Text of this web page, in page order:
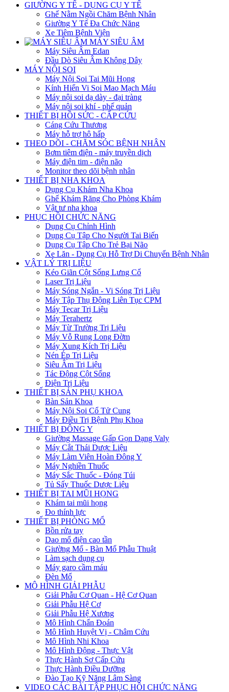
GIƯỜNG Y TẾ - DỤNG CỤ Y TẾ
Ghế Nằm Ngồi Chăm Bệnh Nhân
Giường Y Tế Đa Chức Năng
Xe Tiêm Bệnh Viện
MÁY SIÊU ÂM
Máy Siêu Âm Edan
Đầu Dò Siêu Âm Không Dây
MÁY NỘI SOI
Máy Nội Soi Tai Mũi Họng
Kính Hiển Vi Soi Mao Mạch Máu
Máy nội soi dạ dày - đại tràng
Máy nội soi khí - phế quản
THIẾT BỊ HỒI SỨC - CẤP CỨU
Cáng Cứu Thương
Máy hỗ trợ hô hấp
THEO DÕI - CHĂM SÓC BỆNH NHÂN
Bơm tiêm điện - máy truyền dịch
Máy điện tim - điện não
Monitor theo dõi bệnh nhân
THIẾT BỊ NHA KHOA
Dụng Cụ Khám Nha Khoa
Ghế Khám Răng Cho Phòng Khám
Vật tư nha khoa
PHỤC HỒI CHỨC NĂNG
Dụng Cụ Chỉnh Hình
Dụng Cụ Tập Cho Người Tai Biến
Dụng Cụ Tập Cho Trẻ Bại Não
Xe Lăn - Dụng Cụ Hỗ Trợ Di Chuyển Bệnh Nhân
VẬT LÝ TRỊ LIỆU
Kéo Giãn Cột Sống Lưng Cổ
Laser Trị Liệu
Máy Sóng Ngắn - Vi Sóng Trị Liệu
Máy Tập Thụ Động Liên Tục CPM
Máy Tecar Trị Liệu
Máy Terahertz
Máy Từ Trường Trị Liệu
Máy Vỗ Rung Long Đờm
Máy Xung Kích Trị Liệu
Nén Ép Trị Liệu
Siêu Âm Trị Liệu
Tác Động Cột Sống
Điện Trị Liệu
THIẾT BỊ SẢN PHỤ KHOA
Bàn Sản Khoa
Máy Nội Soi Cổ Tử Cung
Máy Điều Trị Bệnh Phụ Khoa
THIẾT BỊ ĐÔNG Y
Giường Massage Gấp Gọn Dạng Valy
Máy Cắt Thái Dược Liệu
Máy Làm Viên Hoàn Đông Y
Máy Nghiền Thuốc
Máy Sắc Thuốc - Đóng Túi
Tủ Sấy Thuốc Dược Liệu
THIẾT BỊ TAI MŨI HỌNG
Khám tai mũi họng
Đo thính lực
THIẾT BỊ PHÒNG MỔ
Bồn rửa tay
Dao mổ điện cao tần
Giường Mổ - Bàn Mổ Phẫu Thuật
Làm sạch dụng cụ
Máy garo cầm máu
Đèn Mổ
MÔ HÌNH GIẢI PHẪU
Giải Phẫu Cơ Quan - Hệ Cơ Quan
Giải Phẫu Hệ Cơ
Giải Phẫu Hệ Xương
Mô Hình Chẩn Đoán
Mô Hình Huyệt Vị - Châm Cứu
Mô Hình Nhi Khoa
Mô Hình Động - Thực Vật
Thực Hành Sơ Cấp Cứu
Thực Hành Điều Dưỡng
Đào Tạo Kỹ Năng Lâm Sàng
VIDEO CÁC BÀI TẬP PHỤC HỒI CHỨC NĂNG